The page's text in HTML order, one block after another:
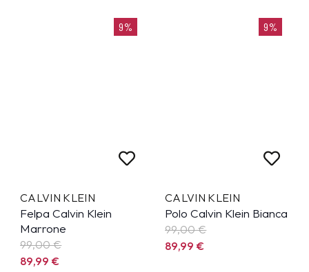
9%
CALVIN KLEIN
Felpa Calvin Klein
Marrone
99,00 €
89,99€
9%
CALVIN KLEIN
Polo Calvin Klein Bianca
99,00 €
89,99€